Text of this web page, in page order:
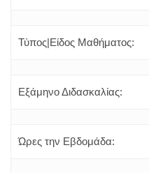
Τύπος|Είδος Μαθήματος:
Εξάμηνο Διδασκαλίας:
Ώρες την Εβδομάδα: